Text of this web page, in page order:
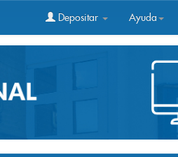
Depositar Ayuda